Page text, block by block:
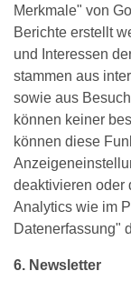
Merkmale" von
Berichte erstellt
und Interessen
stammen aus
sowie aus
können keiner
können diese
deaktivieren oder
Analytics wie im
Datenerfassung"
6. Newsletter